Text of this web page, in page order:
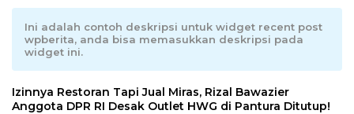
Ini adalah contoh deskripsi untuk widget recent post
wpberita, anda bisa memasukkan deskripsi pada
widget ini.
Izinnya Restoran Tapi Jual Miras, Rizal Bawazier
Anggota DPR RI Desak Outlet HWG di Pantura Ditutup!